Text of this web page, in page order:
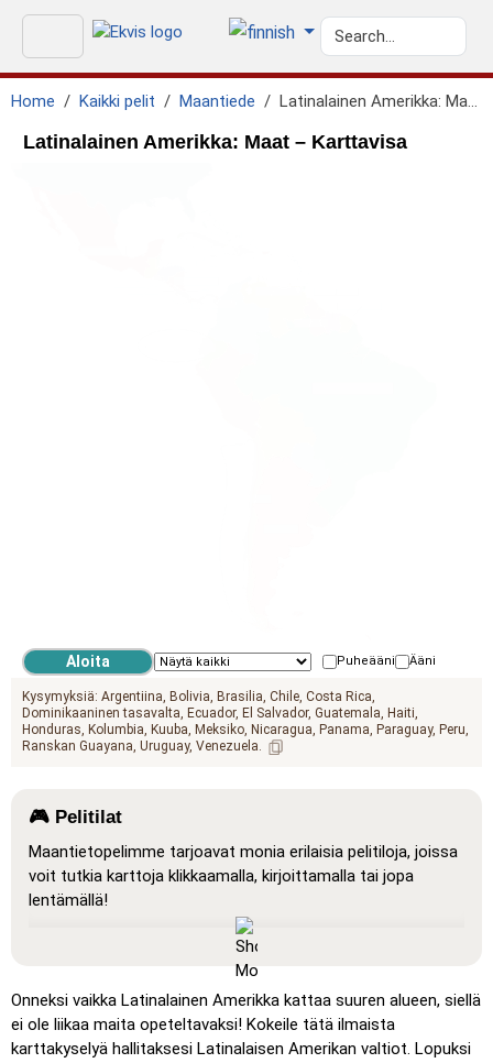
Home Kaikki pelit Maantiede Latinalainen Amerikka: Maat
Latinalainen Amerikka: Maat – Karttavisa
Puheääni Ääni
Kysymyksiä: Argentiina Bolivia Brasilia Chile Costa Rica
Dominikaaninen tasavalta
Ecuador El Salvador Guatemala
Haiti
Honduras
Kolumbia Kuuba Meksiko Nicaragua Panama Paraguay Peru
Ranskan Guayana Uruguay Venezuela
🎮 Pelitilat
Maantietopelimme tarjoavat monia erilaisia pelitiloja, joissa
voit tutkia karttoja klikkaamalla, kirjoittamalla tai jopa
lentämällä!
: Oppimistila, jossa kaikki sijainnit näkyvät
kartalla, mikä helpottaa opiskelua ja hahmottamista.
Klikkaa (erittäin helppo): Toimii kuten ”Klikkaa”, mutta
kun viet hiiren sijainnin päälle, sen nimi näytetään.
Klikkaa (helppo): Kuten ”Klikkaa”, mutta kolme mahdollista
Onneksi vaikka Latinalainen Amerikka kattaa suuren alueen, siellä
ei ole liikaa maita opeteltavaksi! Kokeile tätä ilmaista
karttakyselyä hallitaksesi Latinalaisen Amerikan valtiot. Lopuksi